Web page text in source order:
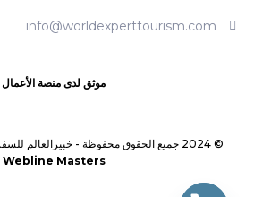
info@worldexperttourism.com
موثق لدى منصة الأعمال
© 2024 جميع الحقوق محفوظة -
خبيرالعالم
Webline Masters